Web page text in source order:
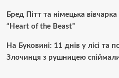
Бред Пітт та німецька
“Heart of the Beast”
На Буковині: 11 днів у лісі та
Злочинця з рушницею